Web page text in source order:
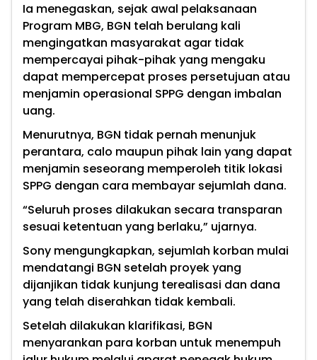
Ia menegaskan, sejak awal pelaksanaan
Program MBG, BGN telah berulang kali
mengingatkan masyarakat agar tidak
mempercayai pihak-pihak yang mengaku
dapat mempercepat proses persetujuan atau
menjamin operasional SPPG dengan imbalan
uang.
Menurutnya, BGN tidak pernah menunjuk
perantara, calo maupun pihak lain yang dapat
menjamin seseorang memperoleh titik lokasi
SPPG dengan cara membayar sejumlah dana.
“Seluruh proses dilakukan secara transparan
sesuai ketentuan yang berlaku,” ujarnya.
Sony mengungkapkan, sejumlah korban mulai
mendatangi BGN setelah proyek yang
dijanjikan tidak kunjung terealisasi dan dana
yang telah diserahkan tidak kembali.
Setelah dilakukan klarifikasi, BGN
menyarankan para korban untuk menempuh